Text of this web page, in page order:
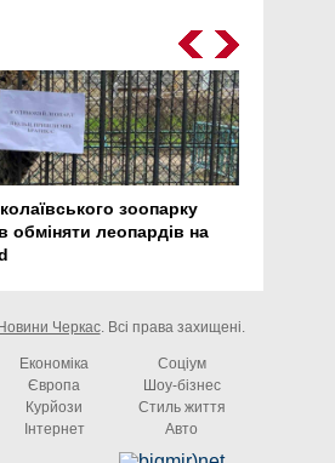
зоопарку
обміняти леопардів на
Новини Черкас. Всі права захищені.
Економіка
Соціум
Європа
Шоу-бізнес
Курйози
Стиль життя
Інтернет Авто